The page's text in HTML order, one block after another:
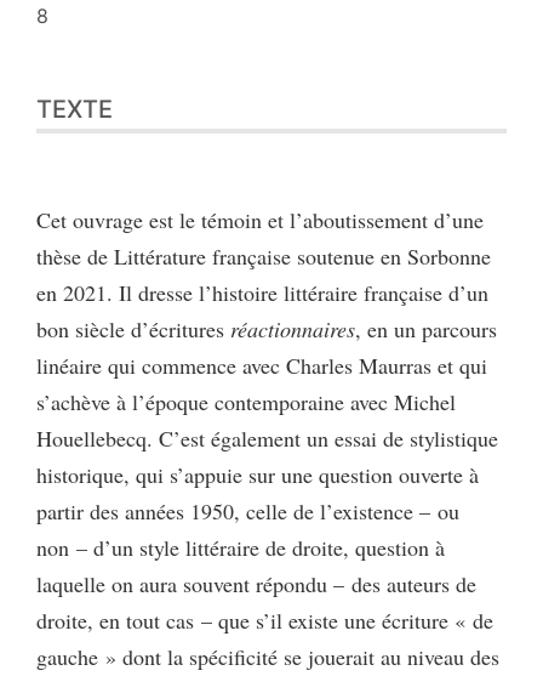
8
Citer cet article
Auteur
TEXTE
Cet ouvrage est le témoin et l’aboutissement d’une
thèse de Littérature française soutenue en Sorbonne
en 2021. Il dresse l’histoire littéraire française d’un
bon siècle d’écritures réactionnaires, en un parcours
linéaire qui commence avec Charles Maurras et qui
s’achève à l’époque contemporaine avec Michel
Houellebecq. C’est également un essai de stylistique
historique, qui s’appuie sur une question ouverte à
partir des années 1950, celle de l’existence – ou
non – d’un style littéraire de droite, question à
laquelle on aura souvent répondu – des auteurs de
droite, en tout cas – que s’il existe une écriture « de
gauche » dont la spécificité se jouerait au niveau des